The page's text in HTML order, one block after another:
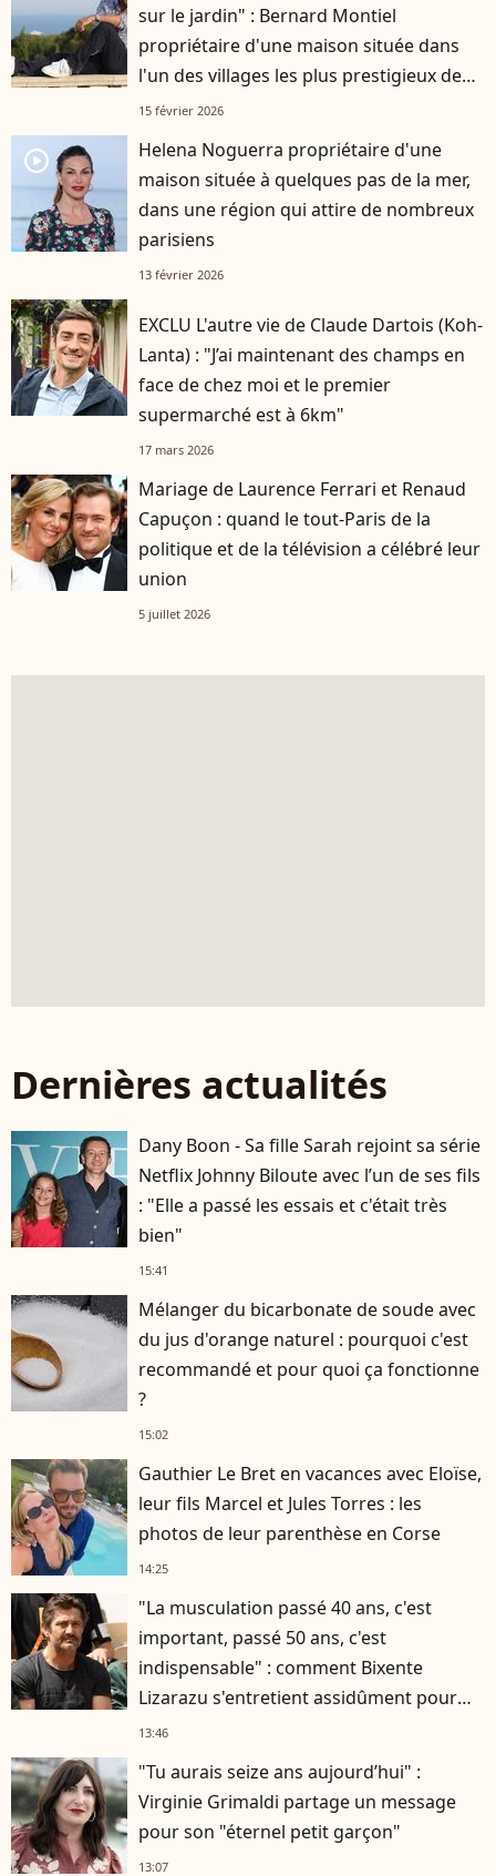
sur le jardin" : Bernard Montiel
propriétaire d'une maison située dans
l'un des villages les plus prestigieux de
France
15 février 2026
player2
Helena Noguerra propriétaire d'une
maison située à quelques pas de la mer,
dans une région qui attire de nombreux
parisiens
13 février 2026
EXCLU L'autre vie de Claude Dartois (Koh-
Lanta) : "J’ai maintenant des champs en
face de chez moi et le premier
supermarché est à 6km"
17 mars 2026
Mariage de Laurence Ferrari et Renaud
Capuçon : quand le tout-Paris de la
politique et de la télévision a célébré leur
union
5 juillet 2026
Dernières actualités
Dany Boon - Sa fille Sarah rejoint sa série
Netflix Johnny Biloute avec l’un de ses fils
: "Elle a passé les essais et c'était très
bien"
15:41
Mélanger du bicarbonate de soude avec
du jus d'orange naturel : pourquoi c'est
recommandé et pour quoi ça fonctionne
?
15:02
Gauthier Le Bret en vacances avec Eloïse,
leur fils Marcel et Jules Torres : les
photos de leur parenthèse en Corse
14:25
"La musculation passé 40 ans, c'est
important, passé 50 ans, c'est
indispensable" : comment Bixente
Lizarazu s'entretient assidûment pour
rester musclé à 56 ans ?
13:46
"Tu aurais seize ans aujourd’hui" :
Virginie Grimaldi partage un message
pour son "éternel petit garçon"
13:07